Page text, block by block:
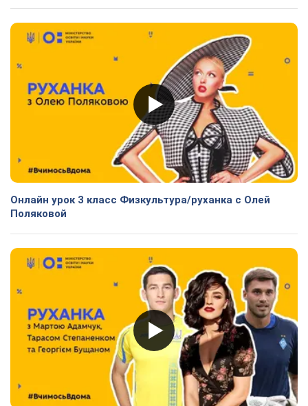
Онлайн урок 3 класс Физкультура/руханка с Олей
Поляковой